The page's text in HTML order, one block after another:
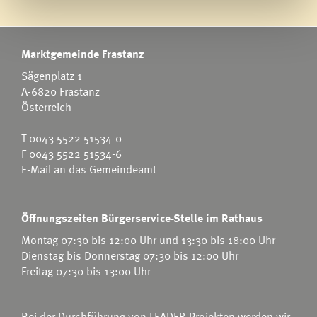
Marktgemeinde Frastanz
Sägenplatz 1
A-6820 Frastanz
Österreich
T0043 5522 51534-0
F 0043 5522 51534-6
E-Mail an das Gemeindeamt
Öffnungszeiten Bürgerservice-Stelle im Rathaus
Montag 07:30 bis 12:00 Uhr und 13:30 bis 18:00 Uhr
Dienstag bis Donnerstag 07:30 bis 12:00 Uhr
Freitag 07:30 bis 13:00 Uhr